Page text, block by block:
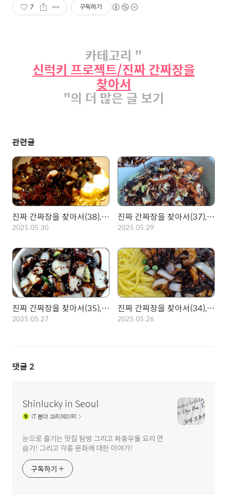
7 구독하기
카테고리 "
신럭키 프로젝트/진짜 간짜장을
찾아서
"의 더 많은 글 보기
관련글
진짜 간짜장을 찾아서(38), 서교동 진향! 가지와 청양고추 그리고 천마가 들어간 간짜장!
2025.05.30
진짜 간짜장을 찾아서(37), 중구 태화루! 3시전에 가야 먹을 수 있는 노포
2025.05.29
진짜 간짜장을 찾아서(35), 마포 양정원! 엔하이픈 성지에서 먹는 삼선간짜장
2025.05.27
진짜 간짜장을 찾아서(34), 영등포 동춘관! 금요일만 먹을 수 있는 삼선짜장
2025.05.26
댓글 2
Shinlucky in Seoul
IT분야 크리에이터
눈으로 즐기는 맛집 탐방 그리고 좌충우돌 요리 연
습기! 그리고 각종 문화에 대한 이야기!
구독하기